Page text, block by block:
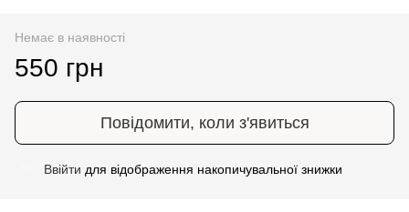
Немає в наявності
550 грн
Повідомити, коли з'явиться
Ввійти для відображення накопичувальної знижки